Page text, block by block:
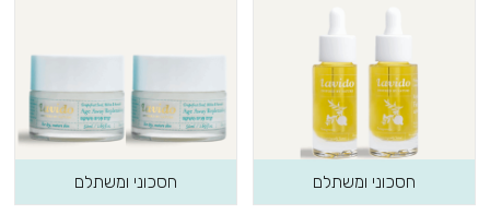
חסכוני ומשתלם חסכוני ומשתלם